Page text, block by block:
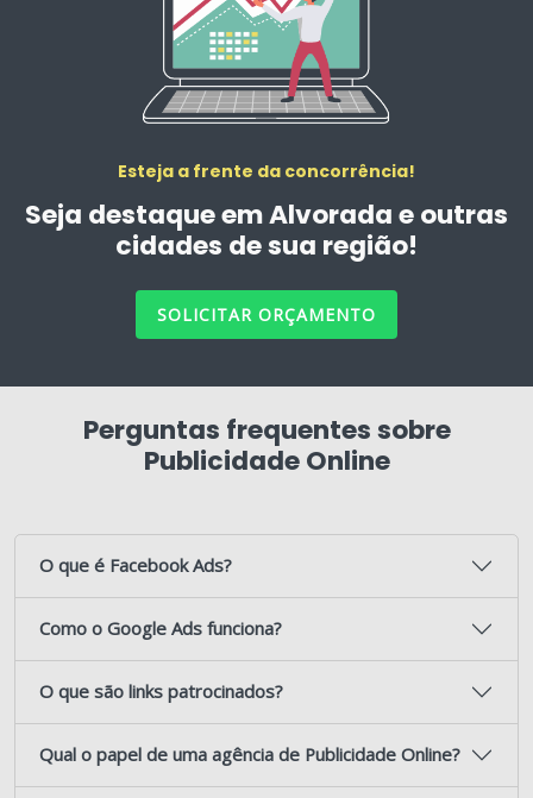
Esteja a frente da concorrência!
Seja destaque em Alvorada e outras
cidades de sua região!
SOLICITAR ORÇAMENTO
Perguntas frequentes sobre
Publicidade Online
O que é Facebook Ads?
Como o Google Ads funciona?
O que são links patrocinados?
Qual o papel de uma agência de Publicidade Online?